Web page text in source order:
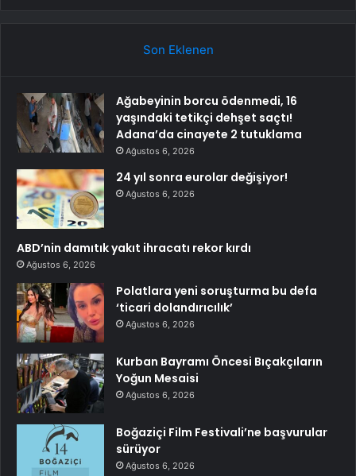
Son Eklenen
Ağabeyinin borcu ödenmedi, 16
yaşındaki tetikçi dehşet saçtı!
Adana’da cinayete 2 tutuklama
Ağustos 6, 2026
24 yıl sonra eurolar değişiyor!
Ağustos 6, 2026
ABD’nin damıtık yakıt ihracatı rekor kırdı
Ağustos 6, 2026
Polatlara yeni soruşturma bu defa
‘ticari dolandırıcılık’
Ağustos 6, 2026
Kurban Bayramı Öncesi Bıçakçıların
Yoğun Mesaisi
Ağustos 6, 2026
Boğaziçi Film Festivali’ne başvurular
sürüyor
Ağustos 6, 2026